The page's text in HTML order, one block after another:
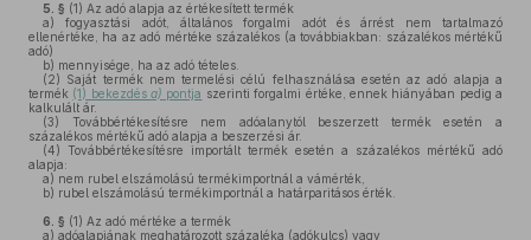
5. § (1) Az adó alapja az értékesített termék
a) fogyasztási adót, általános forgalmi adót és árrést nem tartalmazó
ellenértéke, ha az adó mértéke százalékos (a továbbiakban: százalékos mértékű
adó)
b) mennyisége, ha az adó tételes.
(2) Saját termék nem termelési célú felhasználása esetén az adó alapja a
termék (1) bekezdésa) pontja szerinti forgalmi értéke, ennek hiányában pedig a
kalkulált ár.
(3) Továbbértékesítésre nem adóalanytól beszerzett termék esetén a
százalékos mértékű adó alapja a beszerzési ár.
(4) Továbbértékesítésre importált termék esetén a százalékos mértékű adó
alapja:
a) nem rubel elszámolású termékimportnál a vámérték,
b) rubel elszámolású termékimportnál a határparitásos érték.
6. § (1) Az adó mértéke a termék
a) adóalapjának meghatározott százaléka (adókulcs) vagy